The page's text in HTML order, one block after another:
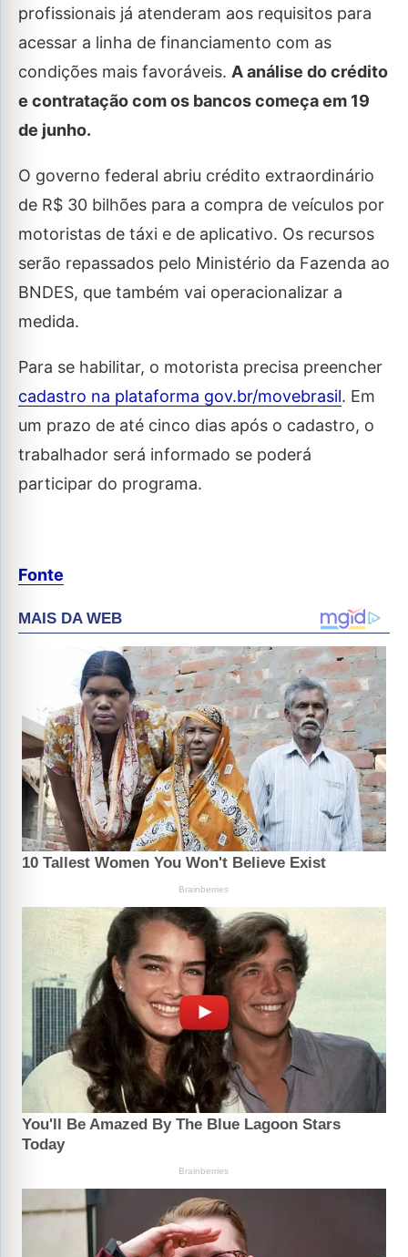
profissionais já atenderam aos requisitos para
acessar a linha de financiamento com as
condições mais favoráveis. A análise do crédito
e contratação com os bancos começa em 19
de junho.
O governo federal abriu crédito extraordinário
de R$ 30 bilhões para a compra de veículos por
motoristas de táxi e de aplicativo. Os recursos
serão repassados pelo Ministério da Fazenda ao
BNDES, que também vai operacionalizar a
medida.
Para se habilitar, o motorista precisa preencher
cadastro na plataforma gov.br/movebrasil. Em
um prazo de até cinco dias após o cadastro, o
trabalhador será informado se poderá
participar do programa.
Fonte